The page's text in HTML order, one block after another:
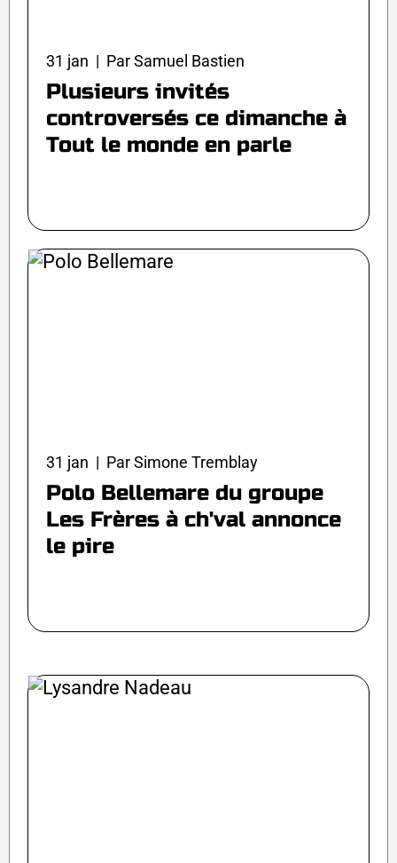
31 jan | Par Samuel Bastien
Plusieurs invités
controversés ce dimanche à
Tout le monde en parle
31 jan | Par Simone Tremblay
Polo Bellemare du groupe
Les Frères à ch'val annonce
le pire